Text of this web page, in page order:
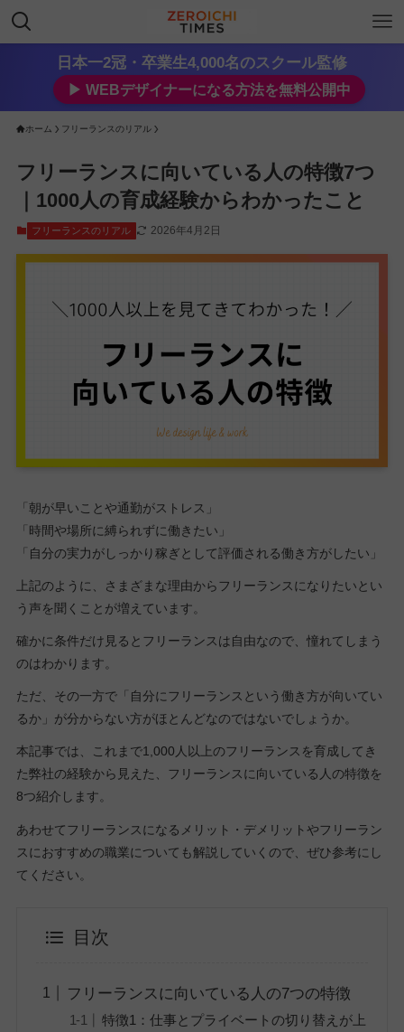
日本一2冠・卒業生4,000名のスクール監修
▶︎ WEBデザイナーになる方法を無料公開中
ホーム フリーランスのリアル
フリーランスに向いている人の特徴7つ
｜1000人の育成経験からわかったこと
フリーランスのリアル 2026年4月2日
「朝が早いことや通勤がストレス」
「時間や場所に縛られずに働きたい」
「自分の実力がしっかり稼ぎとして評価される働き方がしたい」
上記のように、さまざまな理由からフリーランスになりたいとい
う声を聞くことが増えています。
確かに条件だけ見るとフリーランスは自由なので、憧れてしまう
のはわかります。
ただ、その一方で「自分にフリーランスという働き方が向いてい
るか」が分からない方がほとんどなのではないでしょうか。
本記事では、これまで1,000人以上のフリーランスを育成してき
た弊社の経験から見えた、フリーランスに向いている人の特徴を
8つ紹介します。
あわせてフリーランスになるメリット・デメリットやフリーラン
スにおすすめの職業についても解説していくので、ぜひ参考にし
てください。
目次
フリーランスに向いている人の7つの特徴
特徴1：仕事とプライベートの切り替えが上